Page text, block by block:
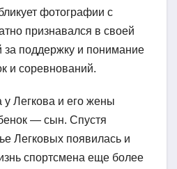
фотографии с
признавался в своей
за поддержку и понимание
и соревнований.
у Легкова и его жены
— сын. Спустя
Легковых появилась и
спортсмена еще более